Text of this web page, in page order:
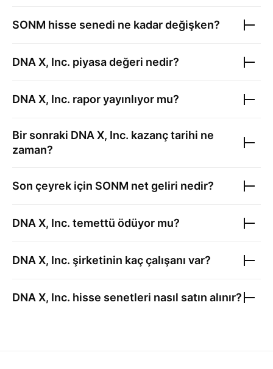
SONM hisse senedi ne kadar değişken?
DNA X, Inc. piyasa değeri nedir?
DNA X, Inc. rapor yayınlıyor mu?
Bir sonraki DNA X, Inc. kazanç tarihi ne
zaman?
Son çeyrek için SONM net geliri nedir?
DNA X, Inc. temettü ödüyor mu?
DNA X, Inc. şirketinin kaç çalışanı var?
DNA X, Inc. hisse senetleri nasıl satın alınır?